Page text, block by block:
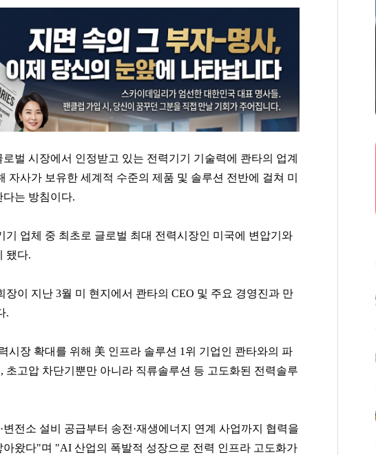
]
여
강태영
[관련 기사]
팬클럽 참여
허영인
[관련 기사]
팬클럽 참여
함영준
[관련 기사]
팬클럽 참여
벌 시장에서 인정받고 있는 전력기기 기술력에 콴타의 업계
자사가 보유한 세계적 수준의 제품 및 솔루션 전반에 걸쳐 미
는 방침이다.
기 업체 중 최초로 글로벌 최대 전력시장인 미국에 변압기와
됐다.
장이 지난 3월 미 현지에서 콴타의 CEO 및 주요 경영진과 만
.
시장 확대를 위해 美 인프라 솔루션 1위 기업인 콴타와의 파
초고압 차단기뿐만 아니라 직류솔루션 등 고도화된 전력솔루
전소 설비 공급부터 송전·재생에너지 연계 사업까지 협력을
왔다"며 "AI 산업의 폭발적 성장으로 전력 인프라 고도화가